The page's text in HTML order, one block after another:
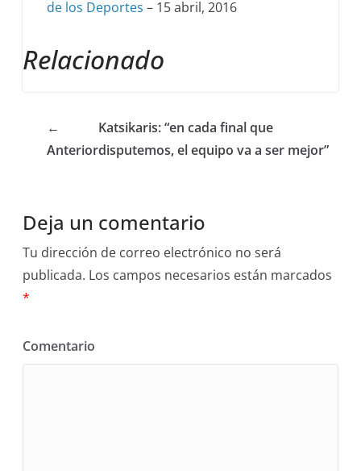
de los Deportes – 15 abril, 2016
Relacionado
←
Anterior
Katsikaris: “en cada final que
disputemos, el equipo va a ser mejor”
Deja un comentario
Tu dirección de correo electrónico no será
publicada. Los campos necesarios están marcados
*
Comentario